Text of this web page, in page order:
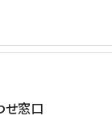
せ窓口